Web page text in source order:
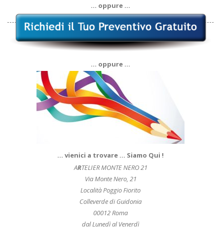
… oppure …
… oppure …
… vienici a trovare … Siamo Qui !
ARTELIER MONTE NERO 21
Via Monte Nero, 21
Località Poggio Fiorito
Colleverde di Guidonia
00012 Roma
dal Lunedì al Venerdì